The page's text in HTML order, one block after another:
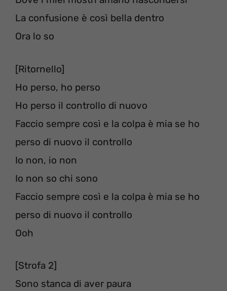
La confusione è così bella dentro
Ora lo so
[Ritornello]
Ho perso, ho perso
Ho perso il controllo di nuovo
Faccio sempre così e la colpa è mia se ho
perso di nuovo il controllo
Io non, io non
Io non so chi sono
Faccio sempre così e la colpa è mia se ho
perso di nuovo il controllo
Ooh
[Strofa 2]
Sono stanca di aver paura